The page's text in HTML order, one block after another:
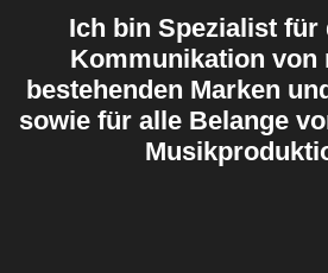
Ich bin Spezialist für
Kommunikation von
bestehenden Marken
sowie für alle Belange